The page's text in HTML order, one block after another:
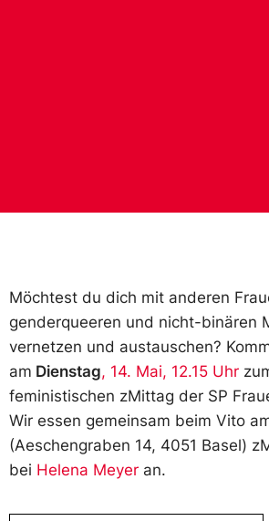
Möchtest du dich mit anderen
genderqueeren und nicht-binären
vernetzen und austauschen?
am Dienstag, 14. Mai, 12.15 Uhr
feministischen zMittag der SP
Wir essen gemeinsam beim Vito
(Aeschengraben 14, 4051 Basel)
bei Helena Meyer an.